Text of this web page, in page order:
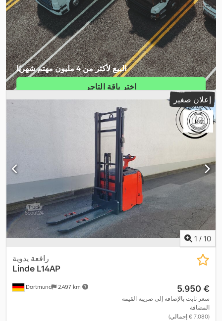
البيع لأكثر من 4 مليون مهتم شهريًا
اختر باقة التاجر
إنشاء إعلان فردي
إعلان صغير
1 / 10
Dortmund 2.497 km
رافعة يدوية
Linde L14AP
‏5.950 €
سعر ثابت بالإضافة إلى ضريبة القيمة
المضافة
(‏7.080 € إجمالي)